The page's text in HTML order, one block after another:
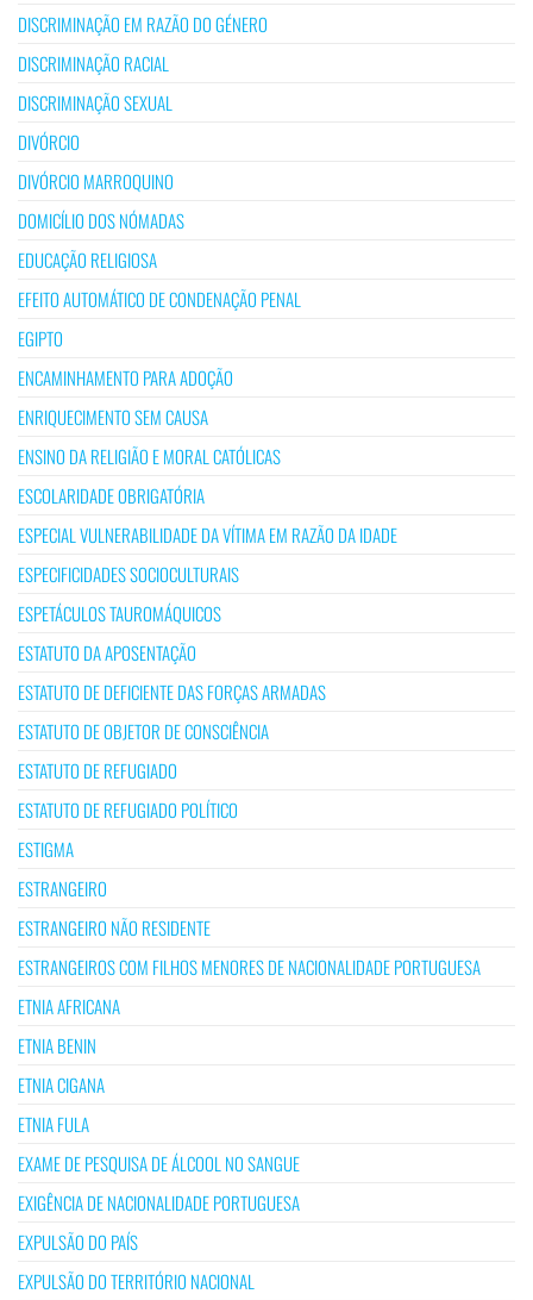
DISCRIMINAÇÃO EM RAZÃO DO GÉNERO
DISCRIMINAÇÃO RACIAL
DISCRIMINAÇÃO SEXUAL
DIVÓRCIO
DIVÓRCIO MARROQUINO
DOMICÍLIO DOS NÓMADAS
EDUCAÇÃO RELIGIOSA
EFEITO AUTOMÁTICO DE CONDENAÇÃO PENAL
EGIPTO
ENCAMINHAMENTO PARA ADOÇÃO
ENRIQUECIMENTO SEM CAUSA
ENSINO DA RELIGIÃO E MORAL CATÓLICAS
ESCOLARIDADE OBRIGATÓRIA
ESPECIAL VULNERABILIDADE DA VÍTIMA EM RAZÃO DA IDADE
ESPECIFICIDADES SOCIOCULTURAIS
ESPETÁCULOS TAUROMÁQUICOS
ESTATUTO DA APOSENTAÇÃO
ESTATUTO DE DEFICIENTE DAS FORÇAS ARMADAS
ESTATUTO DE OBJETOR DE CONSCIÊNCIA
ESTATUTO DE REFUGIADO
ESTATUTO DE REFUGIADO POLÍTICO
ESTIGMA
ESTRANGEIRO
ESTRANGEIRO NÃO RESIDENTE
ESTRANGEIROS COM FILHOS MENORES DE NACIONALIDADE PORTUGUESA
ETNIA AFRICANA
ETNIA BENIN
ETNIA CIGANA
ETNIA FULA
EXAME DE PESQUISA DE ÁLCOOL NO SANGUE
EXIGÊNCIA DE NACIONALIDADE PORTUGUESA
EXPULSÃO DO PAÍS
EXPULSÃO DO TERRITÓRIO NACIONAL